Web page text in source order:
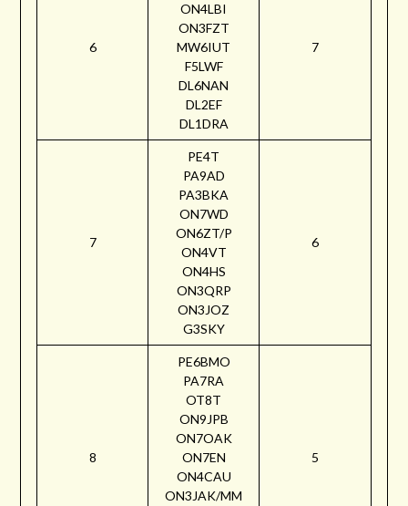
6
ON4LBI
ON3FZT
MW6IUT
F5LWF
DL6NAN
DL2EF
DL1DRA
7
7
PE4T
PA9AD
PA3BKA
ON7WD
ON6ZT/P
ON4VT
ON4HS
ON3QRP
ON3JOZ
G3SKY
6
8
PE6BMO
PA7RA
OT8T
ON9JPB
ON7OAK
ON7EN
ON4CAU
ON3JAK/MM
5